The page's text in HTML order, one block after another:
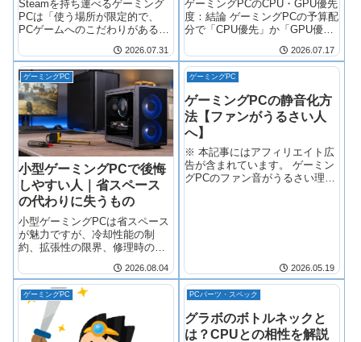
Steamを持ち運べるゲーミング
PCは「使う場所が限定的で、
PCゲームへのこだわりがある
の携帯ゲーミングPC（Steam
Deckなど）は、ベッドや帰省先
でPCゲームをしたい場合は選択
肢になりますが、パフ
2026.07.31
ゲーミングPCのCPU・GPU優先
度：結論 ゲーミングPCの予算配
分で「CPU優先」か「GPU優
目的によって異なります 。一般
的には以下の目安で判断しま
す。 GPU優先 ：FPS・TPS・
グラフィック重視ゲーム
2026.07.17
ゲーミングPC
小型ゲーミングPCで後悔
しやすい人｜省スペース
の代わりに失うもの
小型ゲーミングPCは省スペース
が魅力ですが、冷却性能の制
約、拡張性の限界、修理時の手
悔を避けるには、自分の優先順
位（設置場所、パフォーマン
ス、将来のアップグレード計
画）を明確にした上で、通常サ
イズとの違いを理解す
2026.08.04
ゲーミングPC
ゲーミングPCの静音化方
法【ファンがうるさい人
へ】
※ 本記事にはアフィリエイト広
告が含まれています。 ゲーミン
グPCのファン音がうるさい理由
2026.05.19
ゲーミングPC PCパーツ・スペック
グラボのボトルネックと
は？CPUとの相性を解説